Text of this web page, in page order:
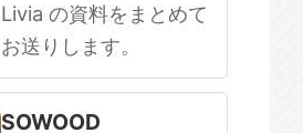
Livia の資料をまとめて
お送りします。
SOWOOD